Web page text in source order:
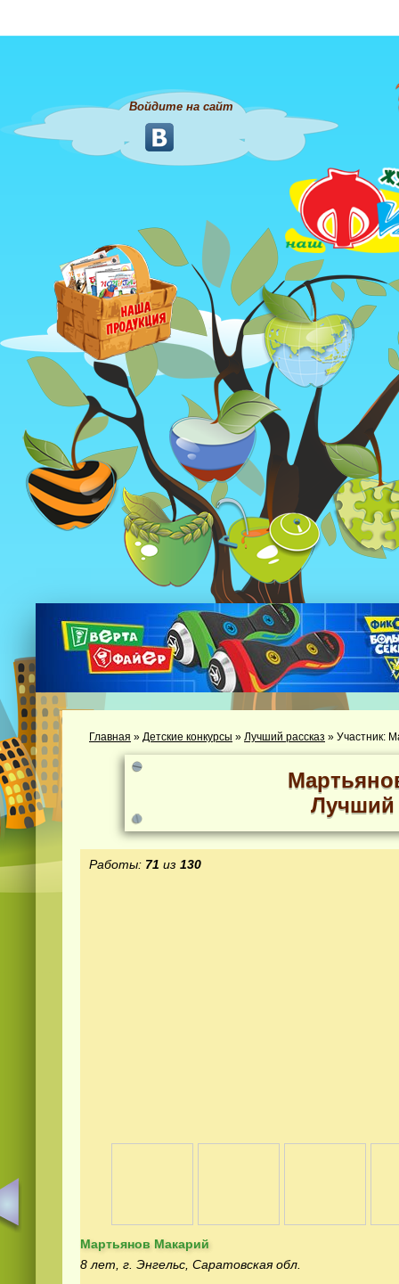
Войдите на сайт
Главная » Детские конкурсы » Лучший рассказ » Участник:
Лучший
Работы: 71 из 130
Мартьянов Макарий
8 лет, г. Энгельс, Саратовская обл.